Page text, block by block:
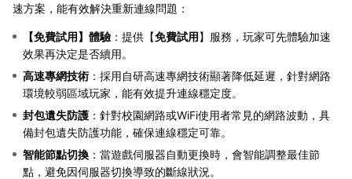
速方案，能有效解決重新連線問題：
【免費試用】體驗 ：提供【免費試用】服務，玩家可先體驗加速
效果再決定是否續用。
高速專網技術 ：採用自研高速專網技術顯著降低延遲，針對網路
環境較弱區域玩家，能有效提升連線穩定度。
封包遺失防護 ：針對校園網路或WiFi使用者常見的網路波動，具
備封包遺失防護功能，確保連線穩定可靠。
智能節點切換 ：當遊戲伺服器自動更換時，會智能調整最佳節
點，避免因伺服器切換導致的斷線狀況。